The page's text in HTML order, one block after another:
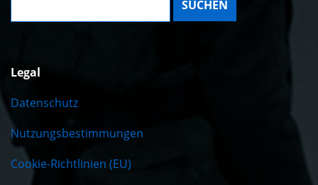
Legal
Datenschutz
Nutzungsbestimmungen
Cookie-Richtlinien (EU)